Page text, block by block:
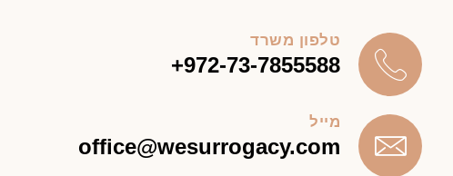
טלפון משרד
+972-73-7855588
מייל
office@wesurrogacy.com